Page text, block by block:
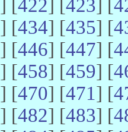
] [422] [423] [
] [434] [435] [
] [446] [447] [
] [458] [459] [
] [470] [471] [
] [482] [483] [